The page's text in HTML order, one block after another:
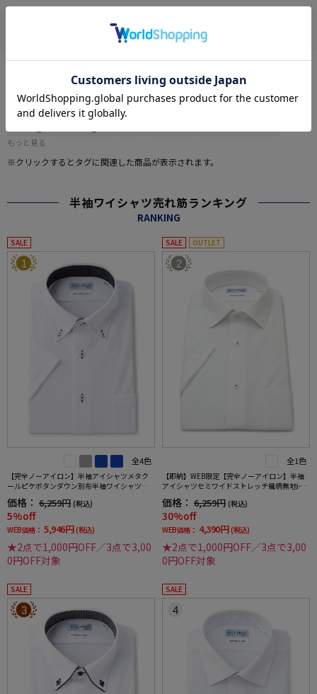
#この商品に関するタグで探す
#2点で1000円引き、3点で3000円引き対象商品（メンズ)
もっと見る
※クリックするとタグに関連した商品が表示されます。
半袖ワイシャツ売れ筋ランキング
RANKING
SALE
1
全4色
【完全ノーアイロン】半袖アイシャツメタク
ールピケボタンダウン別布半袖ワイシャツ織
価格： 6,259円 (税込)
5%off
WEB価格： 5,946円 (税込)
★2点で1,000円OFF／3点で3,00
0円OFF対象
SALE OUTLET
2
全1色
【即納】WEB限定【完全ノーアイロン】半袖
アイシャツセミワイドストレッチ織柄無地i-sh
価格： 6,259円 (税込)
30%off
WEB価格： 4,390円 (税込)
★2点で1,000円OFF／3点で3,00
0円OFF対象
SALE
3
SALE
4